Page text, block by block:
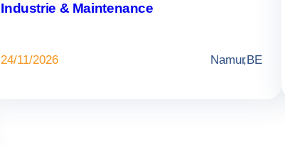
Industrie & Maintenance
24/11/2026 Namur
,BE